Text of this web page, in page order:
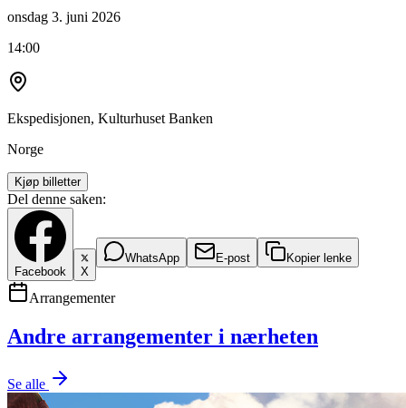
onsdag 3. juni 2026
14:00
Ekspedisjonen, Kulturhuset Banken
Norge
Kjøp billetter
Del denne saken:
Facebook X
WhatsApp E-post Kopier lenke
Arrangementer
Andre arrangementer i nærheten
Se alle